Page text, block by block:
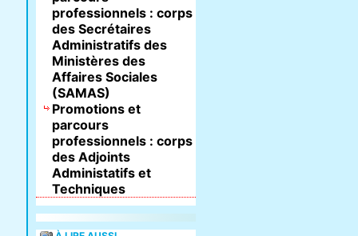
professionnels : corps
des Secrétaires
Administratifs des
Ministères des
Affaires Sociales
(SAMAS)
Promotions et
parcours
professionnels : corps
des Adjoints
Administatifs et
Techniques